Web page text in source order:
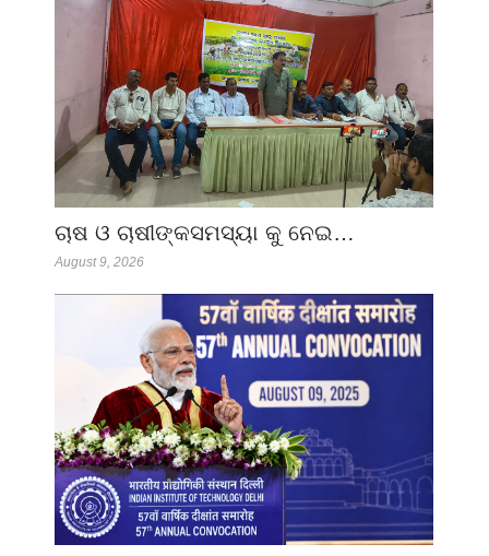
ଚାଷ ଓ ଚାଷୀଙ୍କସମସ୍ୟା କୁ ନେଇ…
August 9, 2026